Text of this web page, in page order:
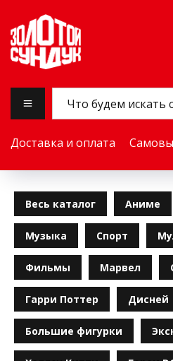
Доставка и оплата
Весь каталог Аниме
Музыка Спорт
Фильмы Марвел
Гарри Поттер Дисней
Большие фигурки